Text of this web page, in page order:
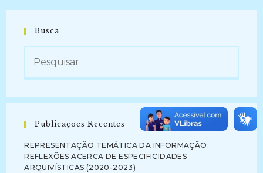
Busca
Publicações Recentes
REPRESENTAÇÃO TEMÁTICA DA INFORMAÇÃO:
REFLEXÕES ACERCA DE ESPECIFICIDADES
ARQUIVÍSTICAS (2020-2023)